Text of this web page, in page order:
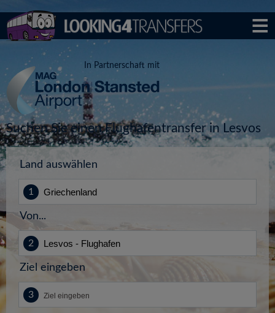
In Partnerschaft mit
Suchen Sie einen Flughafentransfer in Lesvos
Land auswählen
Von...
Ziel eingeben